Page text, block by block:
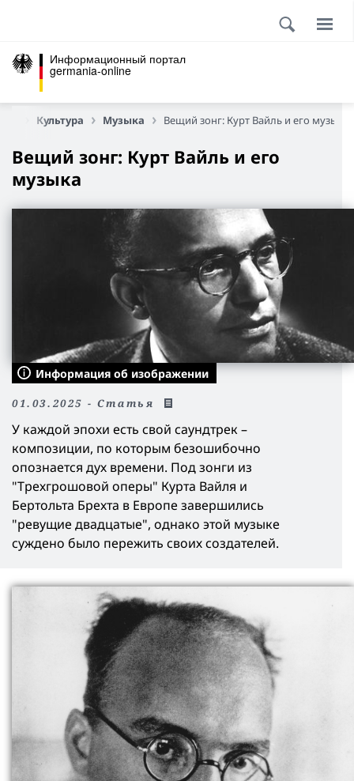
Информационный портал
germania-online
Культура Музыка Вещий зонг: Курт Вайль и его музыка
Вещий зонг: Курт Вайль и его
музыка
Информация об изображении
01.03.2025 - Статья
У каждой эпохи есть свой саундтрек –
композиции, по которым безошибочно
опознается дух времени. Под зонги из
"Трехгрошовой оперы" Курта Вайля и
Бертольта Брехта в Европе завершились
"ревущие двадцатые", однако этой музыке
суждено было пережить своих создателей.